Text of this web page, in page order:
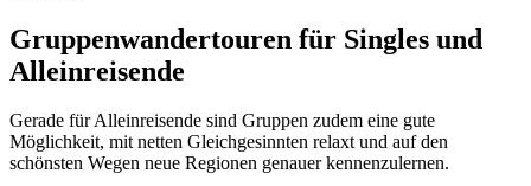
Gruppenwandertouren für Singles und
Alleinreisende
Gerade für Alleinreisende sind Gruppen zudem eine gute
Möglichkeit, mit netten Gleichgesinnten relaxt und auf den
schönsten Wegen neue Regionen genauer kennenzulernen.